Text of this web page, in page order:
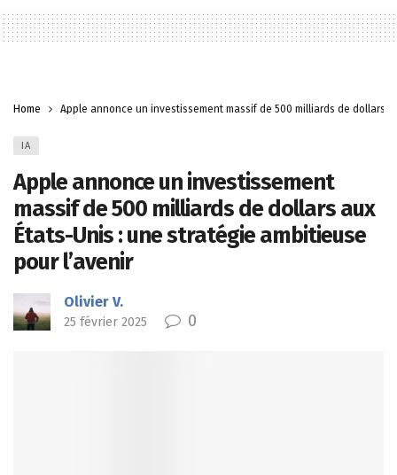
Home Apple annonce un investissement massif de 500 milliards de dollars
IA
Apple annonce un investissement
massif de 500 milliards de dollars aux
États-Unis : une stratégie ambitieuse
pour l’avenir
Olivier V.
25 février 2025 0